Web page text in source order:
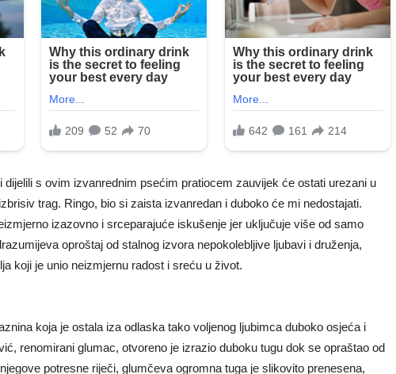
s ovim izvanrednim psećim pratiocem zauvijek će ostati urezani u
trag. Ringo, bio si zaista izvanredan i duboko će mi nedostajati.
izazovno i srceparajuće iskušenje jer uključuje više od samo
oproštaj od stalnog izvora nepokolebljive ljubavi i druženja,
koji je unio neizmjernu radost i sreću u život.
koja je ostala iza odlaska tako voljenog ljubimca duboko osjeća i
renomirani glumac, otvoreno je izrazio duboku tugu dok se opraštao od
potresne riječi, glumčeva ogromna tuga je slikovito prenesena,